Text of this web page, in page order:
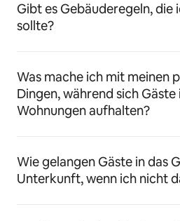
Gibt es Gebäuderegeln, die
sollte?
Was mache ich mit meinen
Dingen, während sich Gäste
Wohnungen aufhalten?
Wie gelangen Gäste in das
Unterkunft, wenn ich nicht